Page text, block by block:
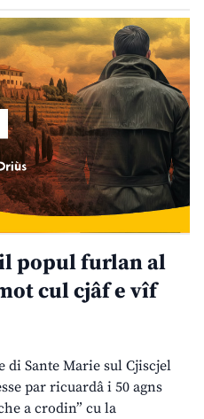
popul furlan al
cul cjâf e vîf
di Sante Marie sul Cjiscjel
par ricuardâ i 50 agns
a crodin” cu la